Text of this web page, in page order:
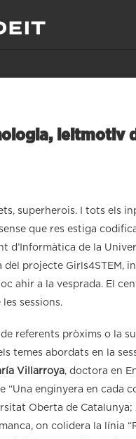
leitmotiv
superherois. I tots els
que res estiga
d’Informàtica de la
projecte Girls4STEM,
ahir a la vesprada. El
sessions.
referents pròxims o la
temes abordats en la
Villarroya, doctora en
“Una enginyera en cada
Oberta de Catalunya;
on colidera la línia